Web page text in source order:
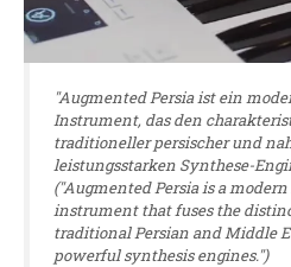
"Augmented Persia ist ein
Instrument, das den
traditioneller persischer und
leistungsstarken Synthese-
("Augmented Persia is a
instrument that fuses the
traditional Persian and Middle
powerful synthesis engines.")